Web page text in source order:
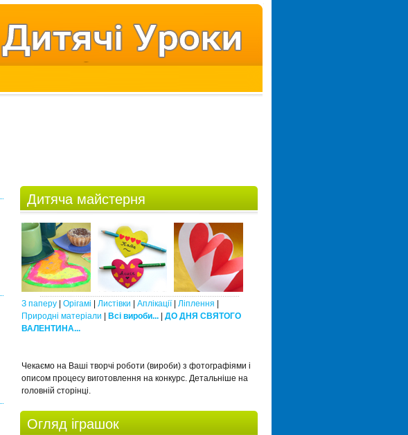
Дитяча майстерня
З паперу Орігамі Листівки Аплікації| Ліплення
Природні матеріали
Всі вироби...
ДО ДНЯ СВЯТОГО
ВАЛЕНТИНА...
Чекаємо на Ваші творчі роботи (вироби) з фотографіями і
описом процесу виготовлення на конкурс. Детальніше на
головній сторінці.
Огляд іграшок